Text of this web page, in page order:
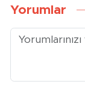
Yorumlar